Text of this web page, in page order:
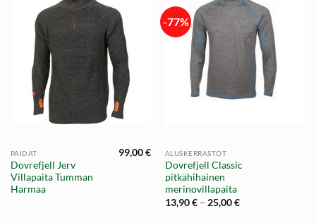
PAIDAT
Dovrefjell Jerv
Villapaita Tumman
Harmaa
99,00€
-77%
ALUSKERRASTOT
Dovrefjell Classic
pitkähihainen
merinovillapaita
13,90€ – 25,00€Hintaluokka: